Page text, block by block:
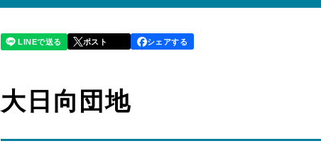
LINEで送る ポスト シェアする
大日向団地